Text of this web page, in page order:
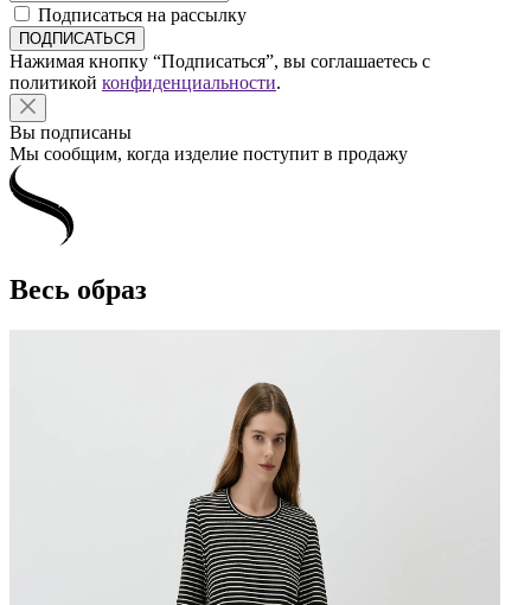
Подписаться на рассылку
Нажимая кнопку “Подписаться”, вы соглашаетесь с
политикой конфиденциальности.
Вы подписаны
Мы сообщим, когда изделие поступит в продажу
Весь образ